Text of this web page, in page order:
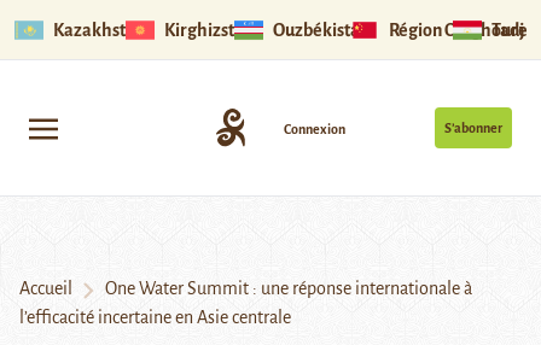
Kazakhstan Kirghizstan Ouzbékistan Région Ouïghoure
S’abonner
Connexion
Accueil
One Water Summit : une réponse internationale à
l’efficacité incertaine en Asie centrale